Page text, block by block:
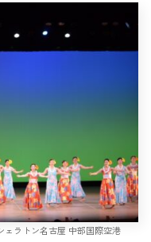
ェラトン名古屋 中部国際空港